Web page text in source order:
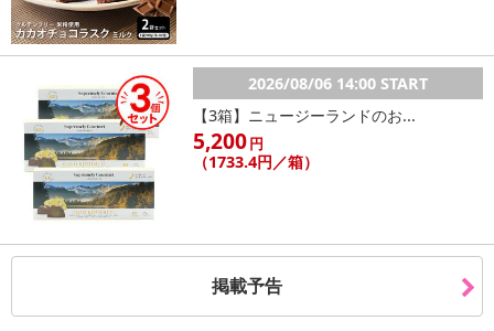
※お申込み後のキャンセルはお受けできません。
記載されている内容を必ずご確認いただき、お届けする商品セット
にご納得いただきましたうえでお申し込みください。
※パッケージ変更や商品リニューアル(成分など含む)等により、参考
の掲載画像や画像内のバーコードなど、お届け商品と多少異なる場
合がございます。
また、[新たな加工食品の原料原産地表示制度]の経過措置期間の終
了により、商品詳細内に記載の原産国・原材料の表記が旧表記の場
合がございます。
あらかじめご了承いただいた上でお申込みください。なお、本理由
【お支払いについて】
2026/08/06 14:00 START
【3箱】ニュージーランドのお...
5,200円
（1733.4円／箱）
掲載予告